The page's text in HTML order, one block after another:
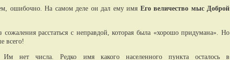
ошибочно. На самом деле он дал ему имя Его величество мыс Доброй
сожаления расстаться с неправдой, которая была «хорошо придумана». Но
всего!
Им нет числа. Редко имя какого населенного пункта осталось в